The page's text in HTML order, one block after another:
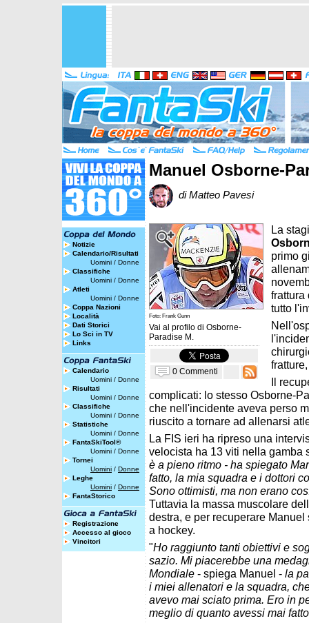
Notizie
Calendario/Risultati
Uomini / Donne
Classifiche
Uomini / Donne
Atleti
Uomini / Donne
Coppa Nazioni
Località
Dati Storici
Lo Sci in TV
Links
Calendario
Uomini / Donne
Risultati
Uomini / Donne
Classifiche
Uomini / Donne
Statistiche
Uomini / Donne
FantaSkiTool®
Uomini / Donne
Tornei
Uomini / Donne
Leghe
Uomini / Donne
FantaStorico
Registrazione
Accesso al gioco
Vincitori
Manuel Osborne-
di Matteo Pavesi
Foto: Frank Gunn
Vai al profilo di Osborne-
Paradise M.
0 Commenti
La
primo
frattura
tutto
Il
complicati: lo stesso Osborne-
che nell'incidente aveva perso
riuscito a tornare ad allenarsi
La FIS ieri ha ripreso una
velocista ha 13 viti nella gamba
è a pieno ritmo - ha spiegato
fatto, la mia squadra e i dottori
Sono ottimisti, ma non erano
Tuttavia la massa muscolare
destra, e per recuperare
a hockey.
"Ho raggiunto tanti obiettivi e
sazio. Mi piacerebbe una
Mondiale - spiega Manuel - la
i miei allenatori e la squadra,
avevo mai sciato prima. Ero in
meglio di quanto avessi mai fatto